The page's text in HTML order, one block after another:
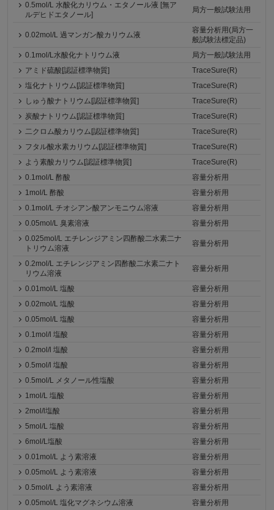
0.5mol/L 水酸化カリウム・エタノール液 [無ア
ルデヒドエタノール]
局方一般試験法用
0.02mol/L 過マンガン酸カリウム液
容量分析用(局方一
般試験法標定品)
0.1mol/L水酸化ナトリウム液
局方一般試験法用
アミド硫酸[認証標準物質]
TraceSure(R)
塩化ナトリウム[認証標準物質]
TraceSure(R)
しゅう酸ナトリウム[認証標準物質]
TraceSure(R)
炭酸ナトリウム[認証標準物質]
TraceSure(R)
二クロム酸カリウム[認証標準物質]
TraceSure(R)
フタル酸水素カリウム[認証標準物質]
TraceSure(R)
よう素酸カリウム[認証標準物質]
TraceSure(R)
0.1mol/L 酢酸
容量分析用
1mol/L 酢酸
容量分析用
0.1mol/L チオシアン酸アンモニウム溶液
容量分析用
0.05mol/L 臭素溶液
容量分析用
0.025mol/L エチレンジアミン四酢酸二水素二ナ
トリウム溶液
容量分析用
0.2mol/L エチレンジアミン四酢酸二水素二ナト
リウム溶液
容量分析用
0.01mol/L 塩酸
容量分析用
0.02mol/L 塩酸
容量分析用
0.05mol/L 塩酸
容量分析用
0.1mol/l 塩酸
容量分析用
0.2mol/l 塩酸
容量分析用
0.5mol/l 塩酸
容量分析用
0.5mol/L メタノール性塩酸
容量分析用
1mol/L 塩酸
容量分析用
2mol/l塩酸
容量分析用
5mol/L 塩酸
容量分析用
6mol/L塩酸
容量分析用
0.01mol/L よう素溶液
容量分析用
0.05mol/L よう素溶液
容量分析用
0.5mol/L よう素溶液
容量分析用
0.05mol/L 塩化マグネシウム溶液
容量分析用